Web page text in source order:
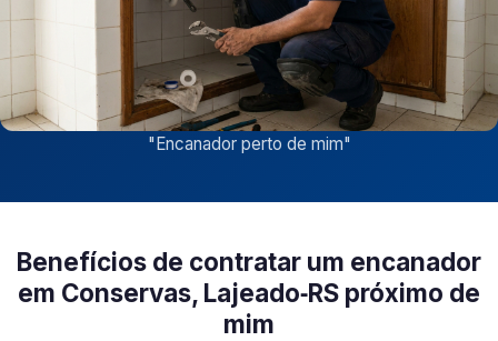
"Encanador perto de mim"
Benefícios de contratar um encanador
em Conservas, Lajeado‑RS próximo de
mim